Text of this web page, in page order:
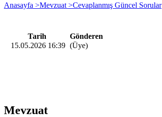
Anasayfa >Mevzuat >Cevaplanmış Güncel Sorular
Tarih
Gönderen
15.05.2026 16:39 (Üye)
Mevzuat